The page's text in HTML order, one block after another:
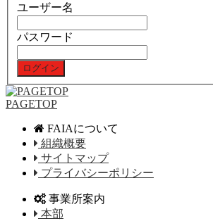
ユーザー名
パスワード
PAGETOP
FAIAについて
組織概要
サイトマップ
プライバシーポリシー
事業所案内
本部